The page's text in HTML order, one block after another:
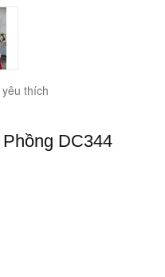
thích
DC344